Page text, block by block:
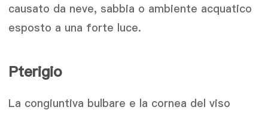
causato da neve, sabbia o ambiente acquatico
esposto a una forte luce.
Pterigio
La congiuntiva bulbare e la cornea del viso